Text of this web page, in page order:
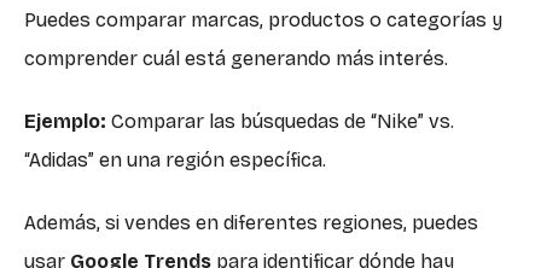
Puedes comparar marcas, productos o categorías y
comprender cuál está generando más interés.
Ejemplo: Comparar las búsquedas de “Nike” vs.
“Adidas” en una región específica.
Además, si vendes en diferentes regiones, puedes
usar Google Trends para identificar dónde hay